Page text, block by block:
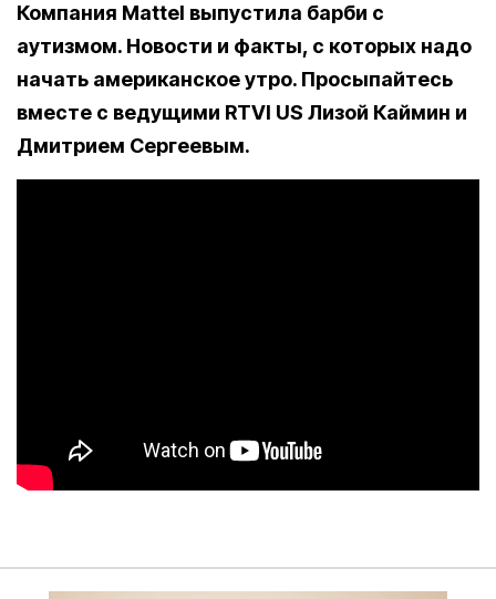
Компания Mattel выпустила барби с
аутизмом. Новости и факты, с которых надо
начать американское утро. Просыпайтесь
вместе с ведущими RTVI US Лизой Каймин и
Дмитрием Сергеевым.